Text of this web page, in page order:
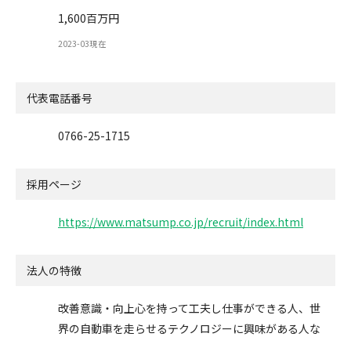
1,600百万円
2023-03現在
代表電話番号
0766-25-1715
採用ページ
https://www.matsump.co.jp/recruit/index.html
法人の特徴
改善意識・向上心を持って工夫し仕事ができる人、世
界の自動車を走らせるテクノロジーに興味がある人な